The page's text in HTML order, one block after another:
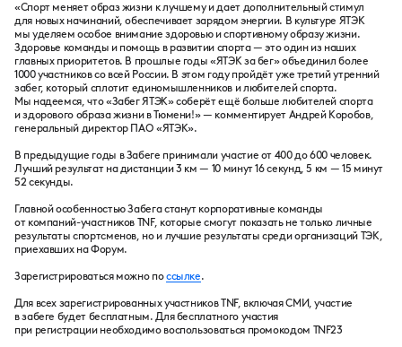
«Спорт меняет образ жизни к лучшему и дает дополнительный стимул
для новых начинаний, обеспечивает зарядом энергии. В культуре ЯТЭК
мы уделяем особое внимание здоровью и спортивному образу жизни.
Здоровье команды и помощь в развитии спорта — это один из наших
главных приоритетов. В прошлые годы «ЯТЭК за бег» объединил более
1000 участников со всей России. В этом году пройдёт уже третий утренний
забег, который сплотит единомышленников и любителей спорта.
Мы надеемся, что «Забег ЯТЭК» соберёт ещё больше любителей спорта
и здорового образа жизни в Тюмени!» — комментирует Андрей Коробов,
генеральный директор ПАО «ЯТЭК».
В предыдущие годы в Забеге принимали участие от 400 до 600 человек.
Лучший результат на дистанции 3 км — 10 минут 16 секунд, 5 км — 15 минут
52 секунды.
Главной особенностью Забега станут корпоративные команды
от компаний-участников TNF, которые смогут показать не только личные
результаты спортсменов, но и лучшие результаты среди организаций ТЭК,
приехавших на Форум.
Зарегистрироваться можно поссылке.
Для всех зарегистрированных участников TNF, включая СМИ, участие
в забеге будет бесплатным. Для бесплатного участия
при регистрации необходимо воспользоваться промокодом TNF23